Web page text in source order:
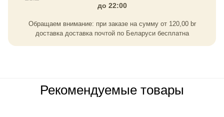
до 22:00
Обращаем внимание: при заказе на сумму от 120,00 br
доставка доставка почтой по Беларуси бесплатна
Рекомендуемые товары